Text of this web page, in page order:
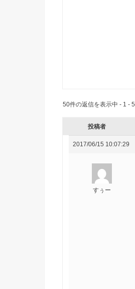
50件の返信を表示中 - 1 -
投稿者
2017/06/15 10:07:29
すぅー